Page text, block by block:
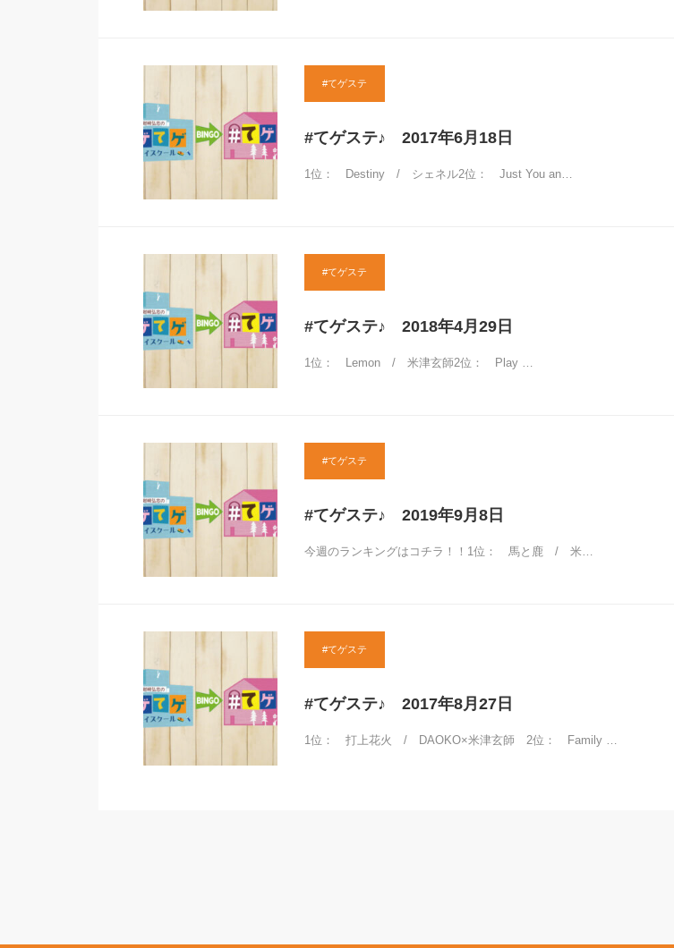
#てゲステ
#てゲステ♪ 2017年6月18日
1位： Destiny / シェネル2位： Just You an…
#てゲステ
#てゲステ♪ 2018年4月29日
1位： Lemon / 米津玄師2位： Play …
#てゲステ
#てゲステ♪ 2019年9月8日
今週のランキングはコチラ！！1位： 馬と鹿 / 米…
#てゲステ
#てゲステ♪ 2017年8月27日
1位： 打上花火 / DAOKO×米津玄師 2位： Family …